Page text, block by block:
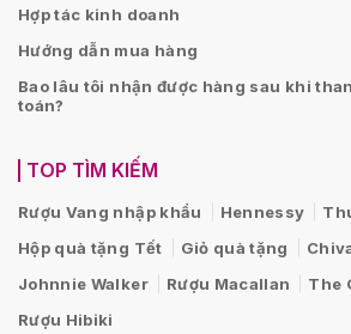
Hợp tác kinh doanh
Hướng dẫn mua hàng
Bao lâu tôi nhận được hàng sau khi
toán?
TOP TÌM KIẾM
Rượu Vang nhập khẩu Hennessy
Hộp quà tặng Tết
Giỏ quà tặng
Johnnie Walker
Rượu Macallan
The
Rượu Hibiki